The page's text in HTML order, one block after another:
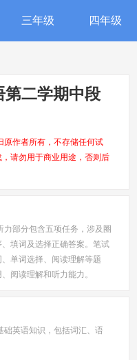
三年级 四年级
第二学期中段
原作者所有，不存储任何试
请勿用于商业用途，否则后
部分包含五项任务，涉及圈
填词及选择正确答案。笔试
单词选择、阅读理解等题
阅读理解和听力能力。
础英语知识，包括词汇、语